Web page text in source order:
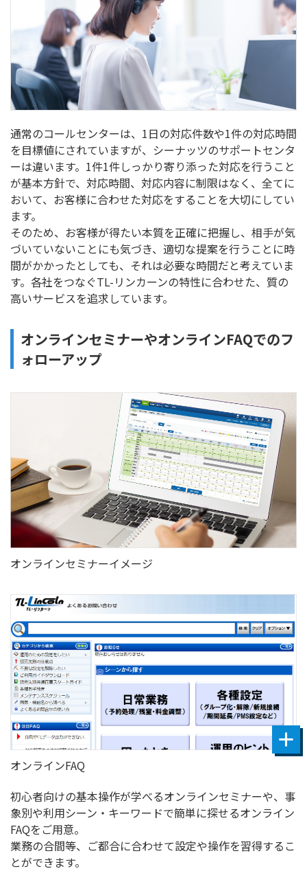
通常のコールセンターは、1日の対応件数や1件の対応時間
を目標値にされていますが、シーナッツのサポートセンタ
ーは違います。1件1件しっかり寄り添った対応を行うこと
が基本方針で、対応時間、対応内容に制限はなく、全てに
おいて、お客様に合わせた対応をすることを大切にしてい
ます。
そのため、お客様が得たい本質を正確に把握し、相手が気
づいていないことにも気づき、適切な提案を行うことに時
間がかかったとしても、それは必要な時間だと考えていま
す。各社をつなぐTL-リンカーンの特性に合わせた、質の
高いサービスを追求しています。
オンラインセミナーやオンラインFAQでのフ
ォローアップ
オンラインセミナーイメージ
オンラインFAQ
初心者向けの基本操作が学べるオンラインセミナーや、事
象別や利用シーン・キーワードで簡単に探せるオンライン
FAQをご用意。
業務の合間等、ご都合に合わせて設定や操作を習得するこ
とができます。